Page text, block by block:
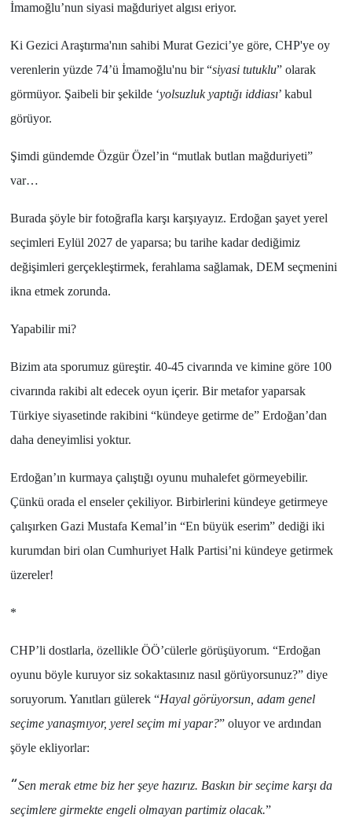
İmamoğlu’nun siyasi mağduriyet algısı eriyor.
Ki Gezici Araştırma'nın sahibi Murat Gezici’ye göre, CHP'ye oy
verenlerin yüzde 74’ü İmamoğlu'nu bir “siyasi tutuklu” olarak
görmüyor. Şaibeli bir şekilde ‘yolsuzluk yaptığı iddiası’ kabul
görüyor.
Şimdi gündemde Özgür Özel’in “mutlak butlan mağduriyeti”
var…
Burada şöyle bir fotoğrafla karşı karşıyayız. Erdoğan şayet yerel
seçimleri Eylül 2027de yaparsa; bu tarihe kadar dediğimiz
değişimleri gerçekleştirmek, ferahlama sağlamak, DEM seçmenini
ikna etmek zorunda.
Yapabilir mi?
Bizim ata sporumuz güreştir. 40-45civarında ve kimine göre 100
civarında rakibi alt edecek oyun içerir. Bir metafor yaparsak
Türkiye siyasetinde rakibini “kündeye getirme de” Erdoğan’dan
daha deneyimlisi yoktur.
Erdoğan’ın kurmaya çalıştığı oyunu muhalefet görmeyebilir.
Çünkü orada el enseler çekiliyor. Birbirlerini kündeye getirmeye
çalışırken Gazi Mustafa Kemal’in “En büyük eserim” dediği iki
kurumdan biri olan Cumhuriyet Halk Partisi’ni kündeye getirmek
üzereler!
*
CHP’li dostlarla, özellikle ÖÖ’cülerlegörüşüyorum. “Erdoğan
oyunu böyle kuruyor siz sokaktasınız nasıl görüyorsunuz?” diye
soruyorum. Yanıtları gülerek “Hayal görüyorsun, adam genel
seçime yanaşmıyor, yerel seçim mi yapar?” oluyor ve ardından
şöyle ekliyorlar:
“Sen merak etme biz her şeye hazırız. Baskın bir seçime karşı da
seçimlere girmekte engeli olmayan partimiz olacak.”